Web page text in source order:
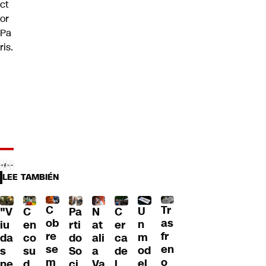
ct
or
Pa
ris.
LEE TAMBIÉN
"V
iu
da
s
C
en
co
su
C
ob
re
se
m
Pa
rti
do
So
N
at
ali
a
C
er
ca
de
U
n
m
od
Tr
as
fr
en
o